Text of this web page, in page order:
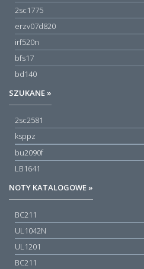
2sc1775
erzv07d820
irf520n
bfs17
bd140
SZUKANE »
2sc2581
ksppz
bu2090f
LB1641
NOTY KATALOGOWE »
BC211
UL1042N
UL1201
BC211